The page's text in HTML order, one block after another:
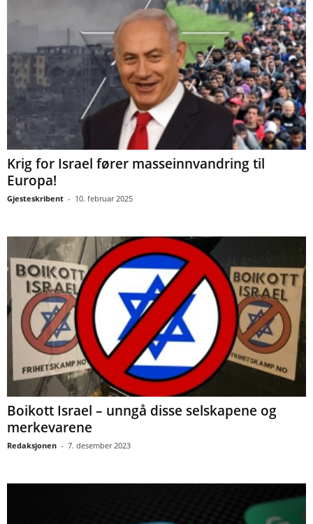
Krig for Israel fører masseinnvandring til
Europa!
Gjesteskribent - 10. februar 2025
Boikott Israel – unngå disse selskapene og
merkevarene
Redaksjonen - 7. desember 2023